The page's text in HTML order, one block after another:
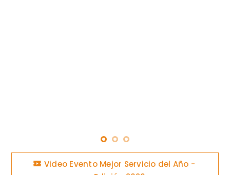
Video Evento Mejor Servicio del Año -